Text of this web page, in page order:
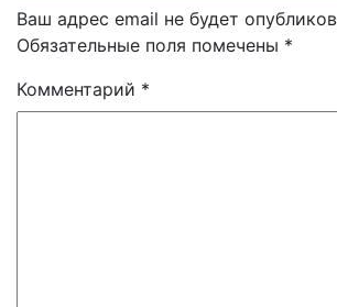
Ваш адрес email не будет
Обязательные поля помечены *
Комментарий *